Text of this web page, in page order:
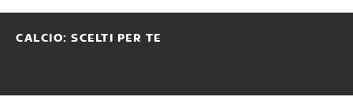
CALCIO: SCELTI PER TE